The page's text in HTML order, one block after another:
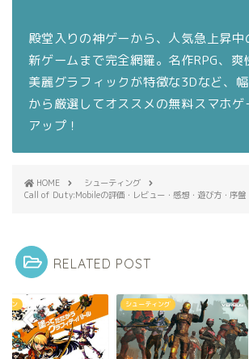
殿堂入りの神ゲーから、人気急上昇
新ゲームまで完全網羅。名作RPG、爽
美麗グラフィックが特徴な3Dなど、
から厳選してオススメの無料スマホゲ
アップ！
HOME
シューティング
Call of Duty:Mobileの評価・レビュー・感想・遊び方・序盤
RELATED POST
ョン シューティング